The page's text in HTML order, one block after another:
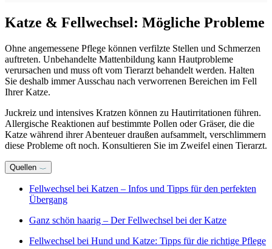
Katze & Fellwechsel: Mögliche Probleme
Ohne angemessene Pflege können verfilzte Stellen und Schmerzen
auftreten. Unbehandelte Mattenbildung kann Hautprobleme
verursachen und muss oft vom Tierarzt behandelt werden. Halten
Sie deshalb immer Ausschau nach verworrenen Bereichen im Fell
Ihrer Katze.
Juckreiz und intensives Kratzen können zu Hautirritationen führen.
Allergische Reaktionen auf bestimmte Pollen oder Gräser, die die
Katze während ihrer Abenteuer draußen aufsammelt, verschlimmern
diese Probleme oft noch. Konsultieren Sie im Zweifel einen Tierarzt.
Quellen
Fellwechsel bei Katzen – Infos und Tipps für den perfekten
Übergang
Ganz schön haarig – Der Fellwechsel bei der Katze
Fellwechsel bei Hund und Katze: Tipps für die richtige Pflege